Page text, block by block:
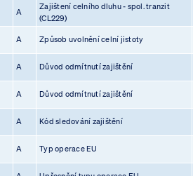
A
Zajištení celního dluhu - spol. tranzit
(CL229)
A Způsob uvolnění celní jistoty
A Důvod odmítnutí zajištění
A Důvod odmítnutí zajištění
A Kód sledování zajištění
A Typ operace EU